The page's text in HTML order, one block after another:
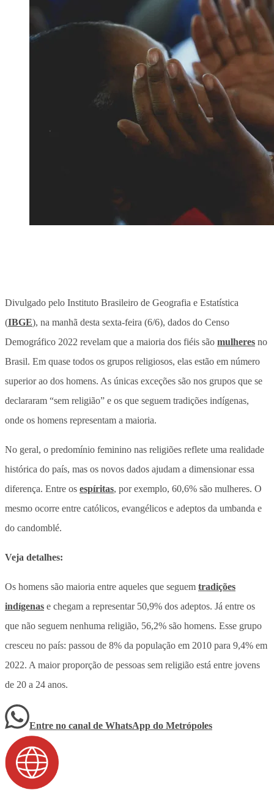
Divulgado pelo Instituto Brasileiro de Geografia e Estatística
(IBGE), na manhã desta sexta-feira (6/6), dados do Censo
Demográfico 2022 revelam que a maioria dos fiéis são mulheres no
Brasil. Em quase todos os grupos religiosos, elas estão em número
superior ao dos homens. As únicas exceções são nos grupos que se
declararam “sem religião” e os que seguem tradições indígenas,
onde os homens representam a maioria.
No geral, o predomínio feminino nas religiões reflete uma realidade
histórica do país, mas os novos dados ajudam a dimensionar essa
diferença. Entre os espíritas, por exemplo, 60,6% são mulheres. O
mesmo ocorre entre católicos, evangélicos e adeptos da umbanda e
do candomblé.
Veja detalhes:
Os homens são maioria entre aqueles que seguem tradições
indígenas e chegam a representar 50,9% dos adeptos. Já entre os
que não seguem nenhuma religião, 56,2% são homens. Esse grupo
cresceu no país: passou de 8% da população em 2010 para 9,4% em
2022. A maior proporção de pessoas sem religião está entre jovens
de 20 a 24 anos.
Entre no canal de WhatsApp do Metrópoles